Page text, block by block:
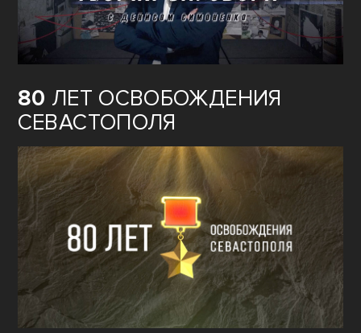
ТЕОРИЯЗАГОВОРА
80ЛЕТ ОСВОБОЖДЕНИЯ
СЕВАСТОПОЛЯ